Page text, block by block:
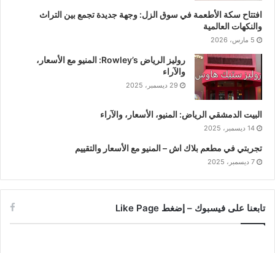
افتتاح سكة الأطعمة في سوق الزل: وجهة جديدة تجمع بين التراث
والنكهات العالمية
5 مارس، 2026
روليز الرياض Rowley’s: المنيو مع الأسعار،
والآراء
29 ديسمبر، 2025
البيت الدمشقي الرياض: المنيو، الأسعار، والآراء
14 ديسمبر، 2025
تجربتي في مطعم بلاك اش – المنيو مع الأسعار والتقييم
7 ديسمبر، 2025
تابعنا على فيسبوك – إضغط Like Page